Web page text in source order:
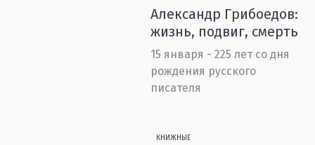
Александр Грибоедов:
жизнь, подвиг, смерть
15 января - 225 лет со дня
рождения русского
писателя
КНИЖНЫЕ